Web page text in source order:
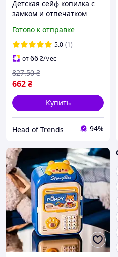
Детская сейф копилка с
замком и отпечатком
подарок на Новый год от
3 лет Kopilka
Готово к отправке
5.0 (1)
от66₴/мес
662₴
827.50 ₴
Купить
Head of Trends 94%